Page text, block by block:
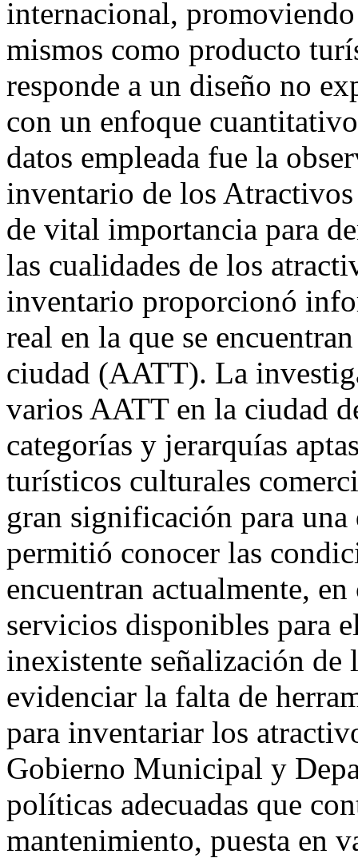
internacional,
mismos como producto
responde a un diseño no
con un enfoque
datos empleada fue la
inventario de los
de vital importancia para
las cualidades de los
inventario proporcionó
real en la que se
ciudad (AATT). La
varios AATT en la ciudad
categorías y jerarquías
turísticos culturales
gran significación para
permitió conocer las
encuentran actualmente,
servicios disponibles para
inexistente señalización
evidenciar la falta de
para inventariar los
Gobierno Municipal y
políticas adecuadas que
mantenimiento, puesta en